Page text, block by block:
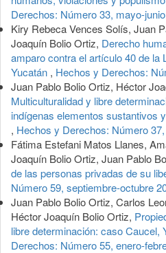
Derechos: Número 33, mayo-
Kiry Rebeca Vences Solís, Juan
Joaquín Bolio Ortiz, Derecho
amparo contra el artículo 40 de la
Yucatán , Hechos y Derechos:
Juan Pablo Bolio Ortiz, Héctor
Multiculturalidad y libre
indígenas elementos sustantivos
, Hechos y Derechos: Número
Fátima Estefani Matos Llanes,
Joaquín Bolio Ortiz, Juan Pablo
de las personas privadas de su
Número 59, septiembre-octubre
Juan Pablo Bolio Ortiz, Carlos
Héctor Joaquín Bolio Ortiz,
libre determinación: caso Caucel,
Derechos: Número 55, enero-